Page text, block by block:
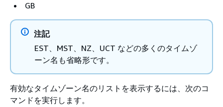
GB
注記
EST、MST、NZ、UCT などの多くのタイムゾ
ーン名も省略形です。
有効なタイムゾーン名のリストを表示するには、次のコ
マンドを実行します。